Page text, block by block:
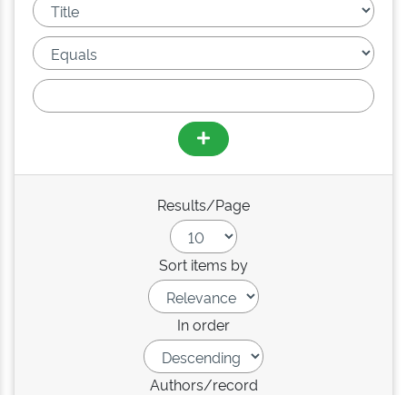
Results/Page
Sort items by
In order
Authors/record